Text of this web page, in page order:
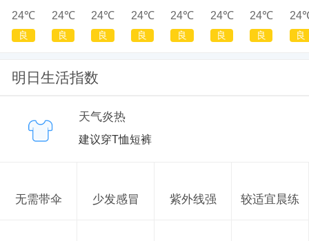
24℃
良
24℃
良
24℃
良
24℃
良
24℃
良
24℃
良
24℃
良 良
明日生活指数
天气炎热
建议穿T恤短裤
无需带伞 少发感冒 紫外线强 较适宜晨练